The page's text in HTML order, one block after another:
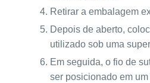
Retirar a embalagem
Depois de aberto,
utilizado sob uma
Em seguida, o fio de
ser posicionado em